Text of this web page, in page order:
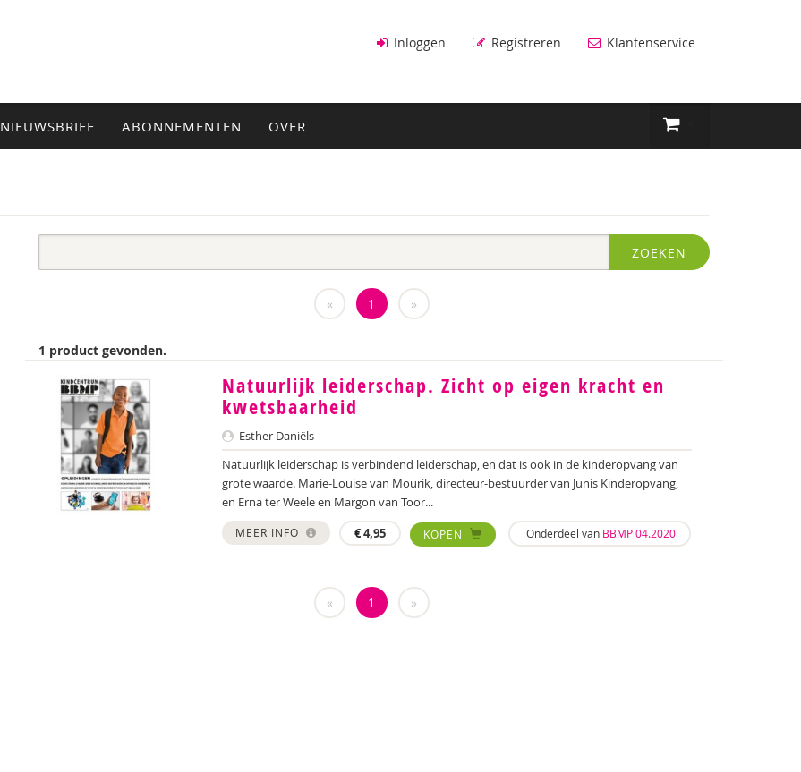
Inloggen Registreren Klantenservice
NIEUWSBRIEF ABONNEMENTEN OVER
ZOEKEN
« 1 »
1 product gevonden.
Natuurlijk leiderschap. Zicht op eigen kracht en
kwetsbaarheid
Esther Daniëls
Natuurlijk leiderschap is verbindend leiderschap, en dat is ook in de kinderopvang van
grote waarde. Marie-Louise van Mourik, directeur-bestuurder van Junis Kinderopvang,
en Erna ter Weele en Margon van Toor...
MEER INFO €4,95 KOPEN Onderdeel van BBMP 04.2020
« 1 »